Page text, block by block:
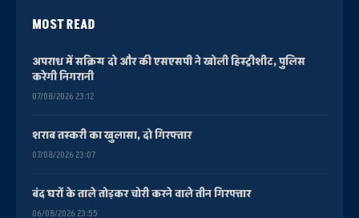
MOST READ
अपराध में सक्रिय दो और की एसएसपी ने खोली हिस्ट्रीशीट, पुलिस
करेगी निगरानी
07/08/2026 23:12
शराब तस्करी का खुलासा, दो गिरफ्तार
07/08/2026 23:07
बंद घरों के ताले तोड़कर चोरी करने वाले तीन गिरफ्तार
06/08/2026 23:55